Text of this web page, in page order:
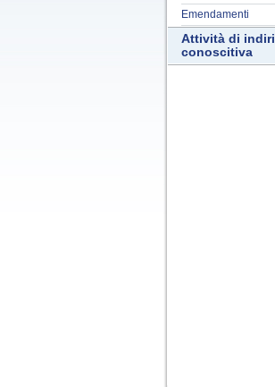
Emendamenti
Attività di
conoscitiva